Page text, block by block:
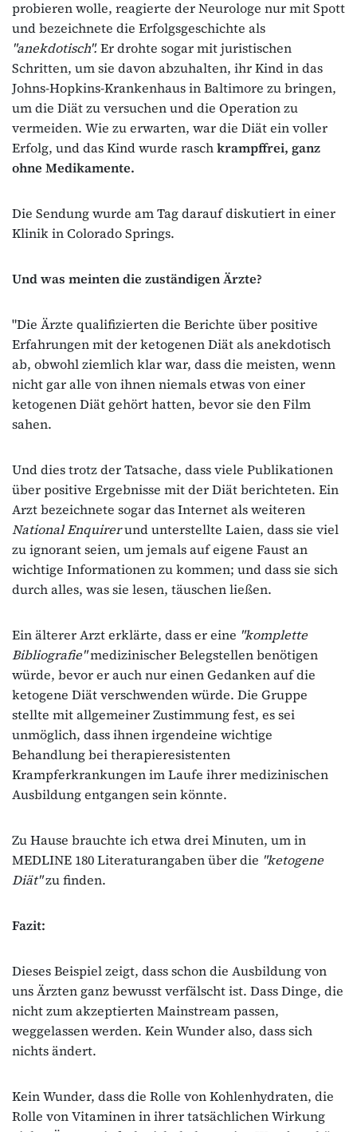
probieren wolle, reagierte der Neurologe nur mit Spott
und bezeichnete die Erfolgsgeschichte als
"anekdotisch".Er drohte sogar mit juristischen
Schritten, um sie davon abzuhalten, ihr Kind in das
Johns-Hopkins-Krankenhaus in Baltimore zu bringen,
um die Diät zu versuchen und die Operation zu
vermeiden. Wie zu erwarten, war die Diät ein voller
Erfolg, und das Kind wurde raschkrampffrei, ganz
ohne Medikamente.
Die Sendung wurde am Tag darauf diskutiert in einer
Klinik in Colorado Springs.
Und was meinten die zuständigen Ärzte?
"Die Ärzte qualifizierten die Berichte über positive
Erfahrungen mit der ketogenen Diät als anekdotisch
ab, obwohl ziemlich klar war, dass die meisten, wenn
nicht gar alle von ihnen niemals etwas von einer
ketogenen Diät gehört hatten, bevor sie den Film
sahen.
Und dies trotz der Tatsache, dass viele Publikationen
über positive Ergebnisse mit der Diät berichteten. Ein
Arzt bezeichnete sogar das Internet als weiteren
National Enquirerund unterstellte Laien, dass sie viel
zu ignorant seien, um jemals auf eigene Faust an
wichtige Informationen zu kommen; und dass sie sich
durch alles, was sie lesen, täuschen ließen.
Ein älterer Arzt erklärte, dass er eine "komplette
Bibliografie"medizinischer Belegstellen benötigen
würde, bevor er auch nur einen Gedanken auf die
ketogene Diät verschwenden würde. Die Gruppe
stellte mit allgemeiner Zustimmung fest, es sei
unmöglich, dass ihnen irgendeine wichtige
Behandlung bei therapieresistenten
Krampferkrankungen im Laufe ihrer medizinischen
Ausbildung entgangen sein könnte.
Zu Hause brauchte ich etwa drei Minuten, um in
MEDLINE 180 Literaturangaben über die "ketogene
Diät"zu finden.
Fazit:
Dieses Beispiel zeigt, dass schon die Ausbildung von
uns Ärzten ganz bewusst verfälscht ist. Dass Dinge, die
nicht zum akzeptierten Mainstream passen,
weggelassen werden. Kein Wunder also, dass sich
nichts ändert.
Kein Wunder, dass die Rolle von Kohlenhydraten, die
Rolle von Vitaminen in ihrer tatsächlichen Wirkung